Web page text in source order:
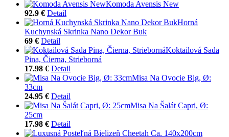
Komoda Avensis New
92.9 € Detail
Horná
Kuchynská Skrinka Nano Dekor Buk
69 € Detail
Koktailová Sada
Pina, Čierna, Strieborná
17.98 € Detail
Misa Na Ovocie Big, Ø:
33cm
24.95 € Detail
Misa Na Šalát Capri, Ø:
25cm
17.98 € Detail